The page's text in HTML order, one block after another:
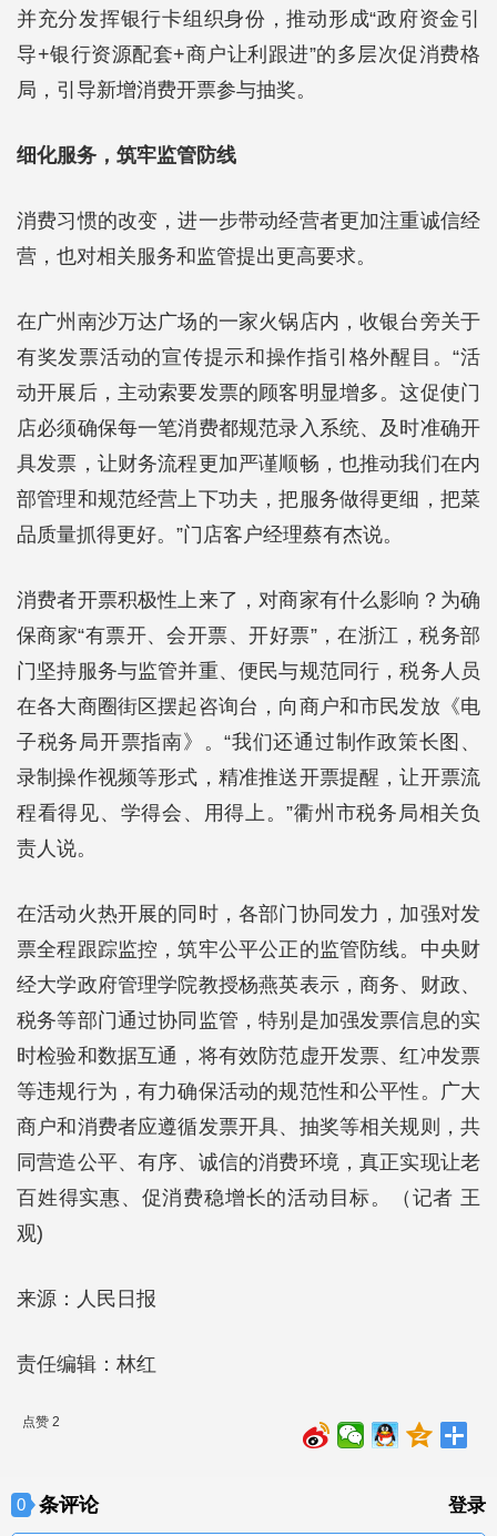
并充分发挥银行卡组织身份，推动形成“政府资金引
导+银行资源配套+商户让利跟进”的多层次促消费格
局，引导新增消费开票参与抽奖。
细化服务，筑牢监管防线
消费习惯的改变，进一步带动经营者更加注重诚信经
营，也对相关服务和监管提出更高要求。
在广州南沙万达广场的一家火锅店内，收银台旁关于
有奖发票活动的宣传提示和操作指引格外醒目。“活
动开展后，主动索要发票的顾客明显增多。这促使门
店必须确保每一笔消费都规范录入系统、及时准确开
具发票，让财务流程更加严谨顺畅，也推动我们在内
部管理和规范经营上下功夫，把服务做得更细，把菜
品质量抓得更好。”门店客户经理蔡有杰说。
消费者开票积极性上来了，对商家有什么影响？为确
保商家“有票开、会开票、开好票”，在浙江，税务部
门坚持服务与监管并重、便民与规范同行，税务人员
在各大商圈街区摆起咨询台，向商户和市民发放《电
子税务局开票指南》。“我们还通过制作政策长图、
录制操作视频等形式，精准推送开票提醒，让开票流
程看得见、学得会、用得上。”衢州市税务局相关负
责人说。
在活动火热开展的同时，各部门协同发力，加强对发
票全程跟踪监控，筑牢公平公正的监管防线。中央财
经大学政府管理学院教授杨燕英表示，商务、财政、
税务等部门通过协同监管，特别是加强发票信息的实
时检验和数据互通，将有效防范虚开发票、红冲发票
等违规行为，有力确保活动的规范性和公平性。广大
商户和消费者应遵循发票开具、抽奖等相关规则，共
同营造公平、有序、诚信的消费环境，真正实现让老
百姓得实惠、促消费稳增长的活动目标。（记者 王
观)
来源：人民日报
责任编辑：林红
点赞 2
0 条评论 登录